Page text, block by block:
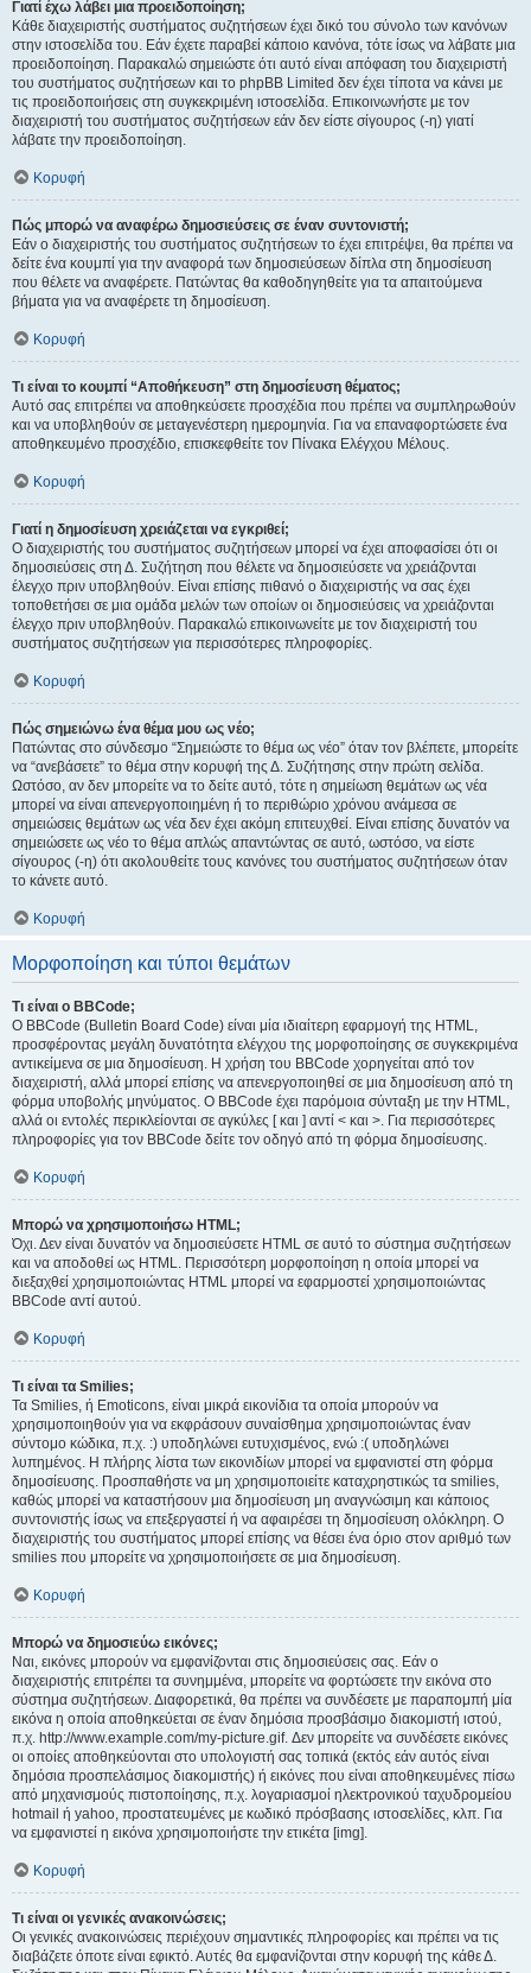
Γιατί έχω λάβει μια προειδοποίηση;
Κάθε διαχειριστής συστήματος συζητήσεων έχει δικό του σύνολο των κανόνων
στην ιστοσελίδα του. Εάν έχετε παραβεί κάποιο κανόνα, τότε ίσως να λάβατε μια
προειδοποίηση. Παρακαλώ σημειώστε ότι αυτό είναι απόφαση του διαχειριστή
του συστήματος συζητήσεων και το phpBB Limited δεν έχει τίποτα να κάνει με
τις προειδοποιήσεις στη συγκεκριμένη ιστοσελίδα. Επικοινωνήστε με τον
διαχειριστή του συστήματος συζητήσεων εάν δεν είστε σίγουρος (-η) γιατί
λάβατε την προειδοποίηση.
Κορυφή
Πώς μπορώ να αναφέρω δημοσιεύσεις σε έναν συντονιστή;
Εάν ο διαχειριστής του συστήματος συζητήσεων το έχει επιτρέψει, θα πρέπει να
δείτε ένα κουμπί για την αναφορά των δημοσιεύσεων δίπλα στη δημοσίευση
που θέλετε να αναφέρετε. Πατώντας θα καθοδηγηθείτε για τα απαιτούμενα
βήματα για να αναφέρετε τη δημοσίευση.
Κορυφή
Τι είναι το κουμπί “Αποθήκευση” στη δημοσίευση θέματος;
Αυτό σας επιτρέπει να αποθηκεύσετε προσχέδια που πρέπει να συμπληρωθούν
και να υποβληθούν σε μεταγενέστερη ημερομηνία. Για να επαναφορτώσετε ένα
αποθηκευμένο προσχέδιο, επισκεφθείτε τον Πίνακα Ελέγχου Μέλους.
Κορυφή
Γιατί η δημοσίευση χρειάζεται να εγκριθεί;
Ο διαχειριστής του συστήματος συζητήσεων μπορεί να έχει αποφασίσει ότι οι
δημοσιεύσεις στη Δ. Συζήτηση που θέλετε να δημοσιεύσετε να χρειάζονται
έλεγχο πριν υποβληθούν. Είναι επίσης πιθανό ο διαχειριστής να σας έχει
τοποθετήσει σε μια ομάδα μελών των οποίων οι δημοσιεύσεις να χρειάζονται
έλεγχο πριν υποβληθούν. Παρακαλώ επικοινωνείτε με τον διαχειριστή του
συστήματος συζητήσεων για περισσότερες πληροφορίες.
Κορυφή
Πώς σημειώνω ένα θέμα μου ως νέο;
Πατώντας στο σύνδεσμο “Σημειώστε το θέμα ως νέο” όταν τον βλέπετε, μπορείτε
να “ανεβάσετε” το θέμα στην κορυφή της Δ. Συζήτησης στην πρώτη σελίδα.
Ωστόσο, αν δεν μπορείτε να το δείτε αυτό, τότε η σημείωση θεμάτων ως νέα
μπορεί να είναι απενεργοποιημένη ή το περιθώριο χρόνου ανάμεσα σε
σημειώσεις θεμάτων ως νέα δεν έχει ακόμη επιτευχθεί. Είναι επίσης δυνατόν να
σημειώσετε ως νέο το θέμα απλώς απαντώντας σε αυτό, ωστόσο, να είστε
σίγουρος (-η) ότι ακολουθείτε τους κανόνες του συστήματος συζητήσεων όταν
το κάνετε αυτό.
Κορυφή
Μορφοποίηση και τύποι θεμάτων
Τι είναι ο BBCode;
Ο BBCode (Bulletin Board Code) είναι μία ιδιαίτερη εφαρμογή της HTML,
προσφέροντας μεγάλη δυνατότητα ελέγχου της μορφοποίησης σε συγκεκριμένα
αντικείμενα σε μια δημοσίευση. Η χρήση του BBCode χορηγείται από τον
διαχειριστή, αλλά μπορεί επίσης να απενεργοποιηθεί σε μια δημοσίευση από τη
φόρμα υποβολής μηνύματος. Ο BBCode έχει παρόμοια σύνταξη με την HTML,
αλλά οι εντολές περικλείονται σε αγκύλες [ και ] αντί < και >. Για περισσότερες
πληροφορίες για τον BBCode δείτε τον οδηγό από τη φόρμα δημοσίευσης.
Κορυφή
Μπορώ να χρησιμοποιήσω HTML;
Όχι. Δεν είναι δυνατόν να δημοσιεύσετε HTML σε αυτό το σύστημα συζητήσεων
και να αποδοθεί ως HTML. Περισσότερη μορφοποίηση η οποία μπορεί να
διεξαχθεί χρησιμοποιώντας HTML μπορεί να εφαρμοστεί χρησιμοποιώντας
BBCode αντί αυτού.
Κορυφή
Τι είναι τα Smilies;
Τα Smilies, ή Emoticons, είναι μικρά εικονίδια τα οποία μπορούν να
χρησιμοποιηθούν για να εκφράσουν συναίσθημα χρησιμοποιώντας έναν
σύντομο κώδικα, π.χ. :) υποδηλώνει ευτυχισμένος, ενώ :( υποδηλώνει
λυπημένος. Η πλήρης λίστα των εικονιδίων μπορεί να εμφανιστεί στη φόρμα
δημοσίευσης. Προσπαθήστε να μη χρησιμοποιείτε καταχρηστικώς τα smilies,
καθώς μπορεί να καταστήσουν μια δημοσίευση μη αναγνώσιμη και κάποιος
συντονιστής ίσως να επεξεργαστεί ή να αφαιρέσει τη δημοσίευση ολόκληρη. Ο
διαχειριστής του συστήματος μπορεί επίσης να θέσει ένα όριο στον αριθμό των
smilies που μπορείτε να χρησιμοποιήσετε σε μια δημοσίευση.
Κορυφή
Μπορώ να δημοσιεύω εικόνες;
Ναι, εικόνες μπορούν να εμφανίζονται στις δημοσιεύσεις σας. Εάν ο
διαχειριστής επιτρέπει τα συνημμένα, μπορείτε να φορτώσετε την εικόνα στο
σύστημα συζητήσεων. Διαφορετικά, θα πρέπει να συνδέσετε με παραπομπή μία
εικόνα η οποία αποθηκεύεται σε έναν δημόσια προσβάσιμο διακομιστή ιστού,
π.χ. http://www.example.com/my-picture.gif. Δεν μπορείτε να συνδέσετε εικόνες
οι οποίες αποθηκεύονται στο υπολογιστή σας τοπικά (εκτός εάν αυτός είναι
δημόσια προσπελάσιμος διακομιστής) ή εικόνες που είναι αποθηκευμένες πίσω
από μηχανισμούς πιστοποίησης, π.χ. λογαριασμοί ηλεκτρονικού ταχυδρομείου
hotmail ή yahoo, προστατευμένες με κωδικό πρόσβασης ιστοσελίδες, κλπ. Για
να εμφανιστεί η εικόνα χρησιμοποιήστε την ετικέτα [img].
Κορυφή
Τι είναι οι γενικές ανακοινώσεις;
Οι γενικές ανακοινώσεις περιέχουν σημαντικές πληροφορίες και πρέπει να τις
διαβάζετε όποτε είναι εφικτό. Αυτές θα εμφανίζονται στην κορυφή της κάθε Δ.